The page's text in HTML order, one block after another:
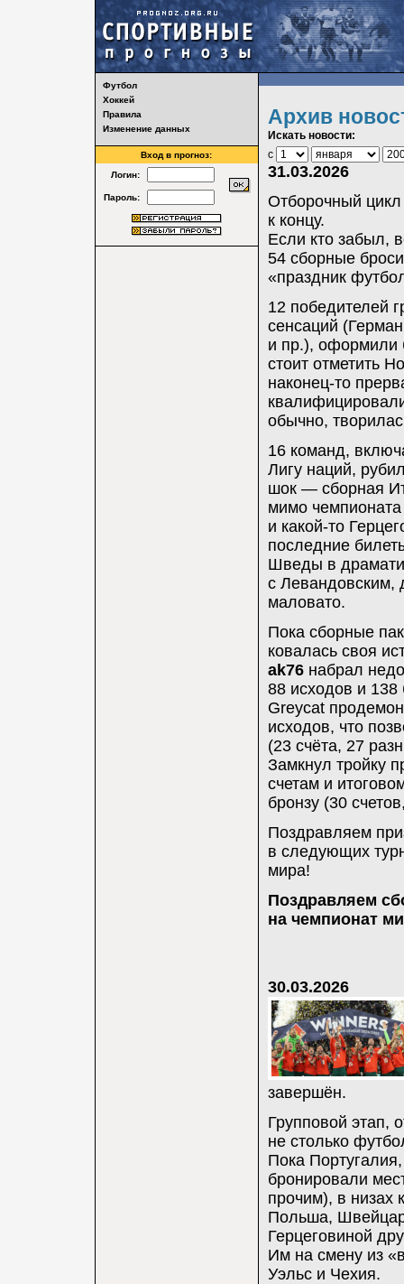
Футбол
Хоккей
Правила
Изменение данных
Вход в прогноз:
Логин:
Пароль:
Архив
Искать новости:
с
31.03.2026
Отборочный
к концу.
Если кто забыл,
54 сборные
«праздник
12 победителей
сенсаций
и пр.), оформили
стоит отметить
наконец-то
обычно,
16 команд,
Лигу наций,
шок — сборная
мимо
и какой-то
последние
Шведы в
с Левандовским,
маловато.
Пока сборные
ковалась своя
ak76набрал
88 исходов и 138
Greycat
исходов, что
(23 счёта, 27
Замкнул тройку
счетам и
бронзу (30
Поздравляем
в следующих
мира!
Поздравляем
на чемпионат
30.03.2026
завершён.
Групповой этап,
не столько
Пока
бронировали
прочим), в низах
Польша,
Герцеговиной
Им на смену из
Уэльс и Чехия.